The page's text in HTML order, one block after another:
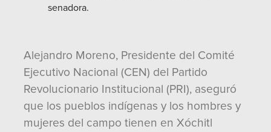
senadora.
Alejandro Moreno, Presidente del Comité
Ejecutivo Nacional (CEN) del Partido
Revolucionario Institucional (PRI), aseguró
que los pueblos indígenas y los hombres y
mujeres del campo tienen en Xóchitl